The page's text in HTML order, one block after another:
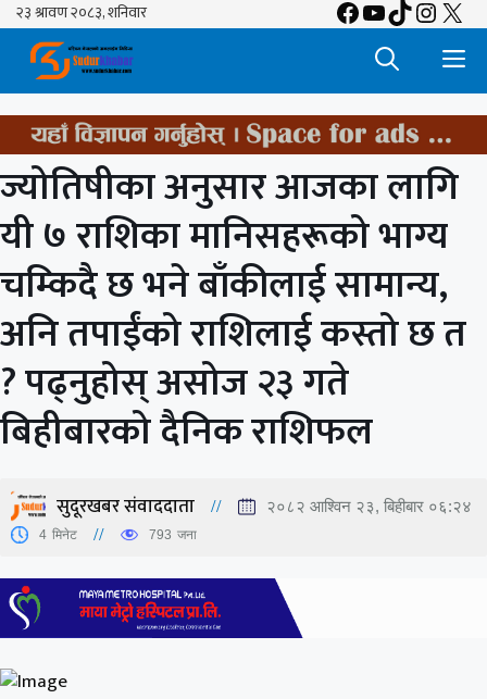
Skip
content
Facebook
YouTube
TikTok
X
ज्योतिषीका अनुसार आजका लागि
यी ७ राशिका मानिसहरूको भाग्य
चम्किदै छ भने बाँकीलाई सामान्य,
अनि तपाईंको राशिलाई कस्तो छ त
? पढ्नुहोस् असोज २३ गते
बिहीबारको दैनिक राशिफल
सुदूरखबर संवाददाता २०८२ आश्विन २३, बिहीबार ०६:२४
4 मिनेट 793 जना